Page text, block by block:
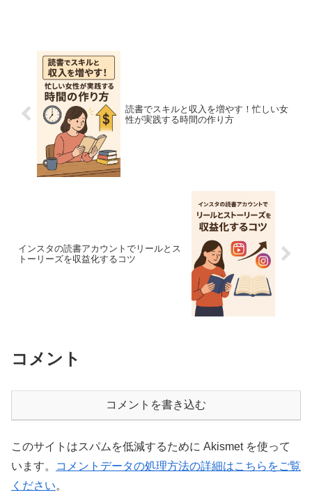
読書でスキルと収入を増やす！忙しい女
性が実践する時間の作り方
インスタの読書アカウントでリールとス
トーリーズを収益化するコツ
コメント
コメントを書き込む
このサイトはスパムを低減するために Akismet を使って
います。
コメントデータの処理方法の詳細はこちらをご覧
ください。